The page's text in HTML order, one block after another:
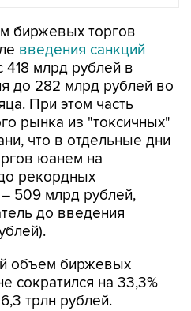
биржевых торгов
введения санкций
418 млрд рублей в
до 282 млрд рублей во
При этом часть
рынка из "токсичных"
что в отдельные дни
юанем на
рекордных
509 млрд рублей,
до введения
объем биржевых
сократился на 33,3%
трлн рублей.